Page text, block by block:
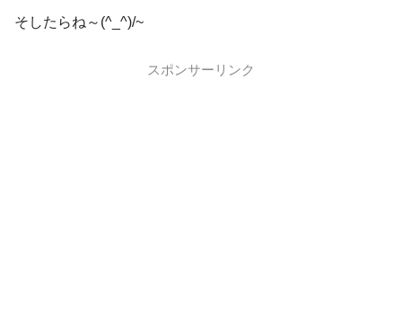
そしたらね～(^_^)/~
スポンサーリンク